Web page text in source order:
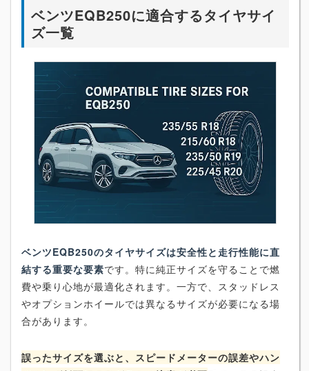
ベンツEQB250に適合するタイヤサイ
ズ一覧
ベンツEQB250のタイヤサイズは安全性と走行性能に直
結する重要な要素です。特に純正サイズを守ることで燃
費や乗り心地が最適化されます。一方で、スタッドレス
やオプションホイールでは異なるサイズが必要になる場
合があります。
誤ったサイズを選ぶと、スピードメーターの誤差やハン